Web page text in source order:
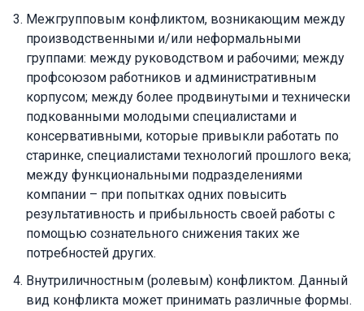
Межгрупповым конфликтом, возникающим между
производственными и/или неформальными
группами: между руководством и рабочими; между
профсоюзом работников и административным
корпусом; между более продвинутыми и технически
подкованными молодыми специалистами и
консервативными, которые привыкли работать по
старинке, специалистами технологий прошлого века;
между функциональными подразделениями
компании – при попытках одних повысить
результативность и прибыльность своей работы с
помощью сознательного снижения таких же
потребностей других.
Внутриличностным (ролевым) конфликтом. Данный
вид конфликта может принимать различные формы.